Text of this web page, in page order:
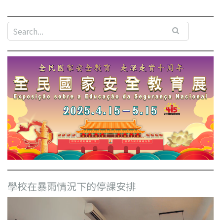
學校在暴雨情況下的停課安排